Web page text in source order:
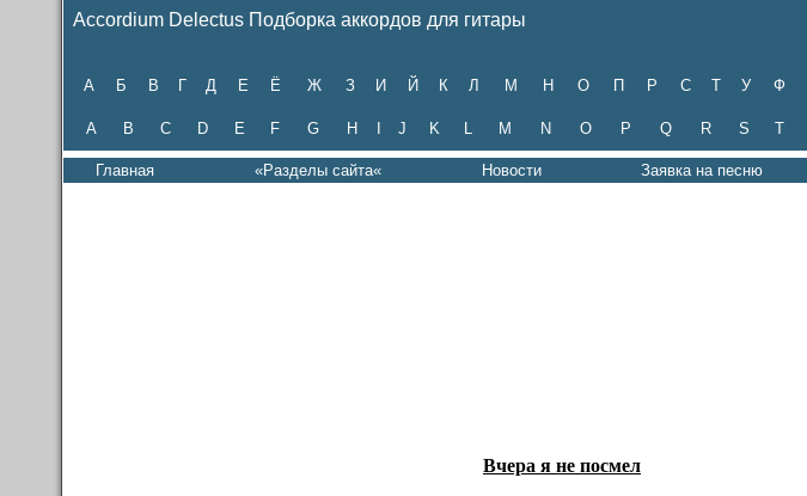
Accordium Delectus Подборка аккордов для гитары
А Б В Г Д Е Ё Ж З И Й К Л М Н О П Р С Т У Ф
A B C D E F G H J K L M N O P Q R S T
Главная «Разделы сайта« Новости Заявка на песню
Вчера я не посмел